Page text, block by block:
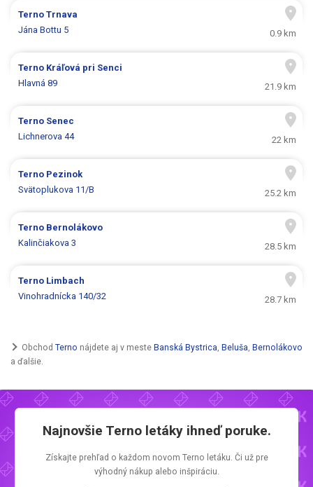
TernoTrnava
Jána Bottu 5
0.9 km
Terno Kráľová pri Senci
Hlavná 89
21.9 km
Terno Senec
Lichnerova 44
22 km
Terno Pezinok
Svätoplukova 11/B
25.2 km
Terno Bernolákovo
Kalinčiakova 3
28.5 km
Terno Limbach
Vinohradnícka 140/32
28.7 km
Obchod Terno nájdete aj v meste Banská Bystrica Beluša Bernolákovo
a ďalšie.
Najnovšie Terno letákyihneď poruke.
Získajte prehľad o každom novom Terno letáku. Či už pre
výhodný nákup alebo inšpiráciu.